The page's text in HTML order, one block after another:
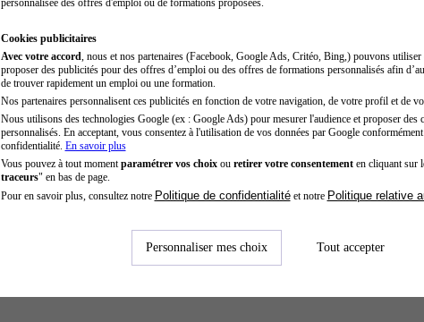
Cookies publicitaires
Avec votre accord , nous et nos partenaires (Facebook, Google Ads, Critéo, Bing,) pouvons
proposer des publicités pour des offres d’emploi ou des offres de formations personnalisés afin
de trouver rapidement un emploi ou une formation.
Nos partenaires personnalisent ces publicités en fonction de votre navigation, de votre profil et de
Nous utilisons des technologies Google (ex : Google Ads) pour mesurer l'audience et proposer des
personnalisés. En acceptant, vous consentez à l'utilisation de vos données par Google
confidentialité. En savoir plus
Vous pouvez à tout moment paramétrer vos choixou retirer votre consentementen cliquant sur
traceurs" en bas de page.
Pour en savoir plus, consultez notre Politique de confidentialitéet notre Politique relative
Personnaliser mes choix Tout accepter